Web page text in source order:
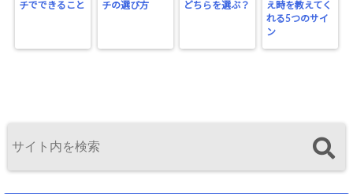
チでできること
チの選び方
どちらを選ぶ？
え時を教えてく
れる5つのサイ
ン